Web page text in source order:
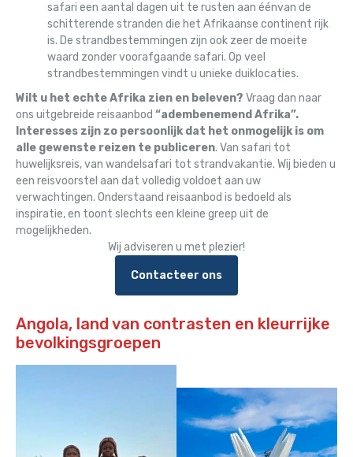
safari een aantal dagen uit te rusten aan éénvan de
schitterende stranden die het Afrikaanse continent rijk
is. De strandbestemmingen zijn ook zeer de moeite
waard zonder voorafgaande safari. Op veel
strandbestemmingen vindt u unieke duiklocaties.
Wilt u het echte Afrika zien en beleven? Vraag dan naar
ons uitgebreide reisaanbod “adembenemend Afrika”.
Interesses zijn zo persoonlijk dat het onmogelijk is om
alle gewenste reizen te publiceren. Van safari tot
huwelijksreis, van wandelsafari tot strandvakantie. Wij bieden u
een reisvoorstel aan dat volledig voldoet aan uw
verwachtingen. Onderstaand reisaanbod is bedoeld als
inspiratie, en toont slechts een kleine greep uit de
mogelijkheden.
Wij adviseren u met plezier!
Contacteer ons
Angola, land van contrasten en kleurrijke
bevolkingsgroepen